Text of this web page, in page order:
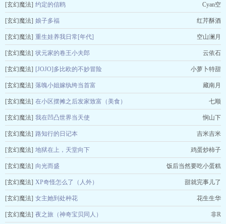
[玄幻魔法] 约定的信鸥 Cyan空
[玄幻魔法] 娘子多福 红芹酥酒
[玄幻魔法] 重生娃养我日常[年代] 空山澜月
[玄幻魔法] 状元家的卷王小夫郎 云依石
[玄幻魔法] [JOJO]多比欧的不妙冒险 小萝卜特甜
[玄幻魔法] 落魄小姐嫁纨绔当首富 藏南月
[玄幻魔法] 在小区摆摊之后发家致富（美食） 七顺
[玄幻魔法] 我在凹凸世界当天使 悯山下
[玄幻魔法] 路知行的日记本 吉米吉米
[玄幻魔法] 地狱在上，天堂向下 鸡蛋炒柿子
[玄幻魔法] 向光而盛 饭后当然要吃小蛋糕
[玄幻魔法] XP奇怪怎么了（人外） 甜就完事儿了
[玄幻魔法] 女主她到处种花 花生生华
[玄幻魔法] 夜之旅（神奇宝贝同人） 非R